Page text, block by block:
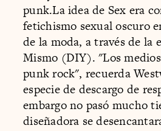
punk.La idea de Sex era
fetichismo sexual oscuro
de la moda, a través de la
Mismo (DIY). "Los
punk rock", recuerda
especie de descargo de
embargo no pasó mucho
diseñadora se